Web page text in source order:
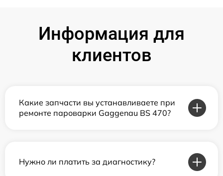
Информация для
клиентов
Какие запчасти вы устанавливаете при
ремонте пароварки Gaggenau BS 470?
Нужно ли платить за диагностику?